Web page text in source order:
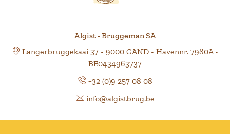
Algist - Bruggeman SA
Langerbruggekaai 37 • 9000 GAND • Havennr. 7980A •
BE0434963737
+32 (0)9 257 08 08
info@algistbrug.be